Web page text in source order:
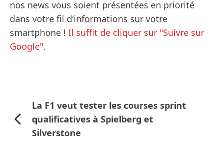
nos news vous soient présentées en priorité
dans votre fil d’informations sur votre
smartphone ! Il suffit de cliquer sur "Suivre sur
Google".
La F1 veut tester les courses sprint
qualificatives à Spielberg et
Silverstone